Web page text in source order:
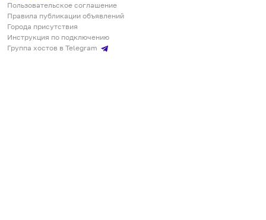
Пользовательское соглашение
Правила публикации объявлений
Города присутствия
Инструкция по подключению
Группа хостов в Telegram